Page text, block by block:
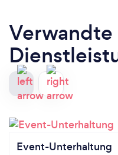
Verwandte
Event-Unterhaltung